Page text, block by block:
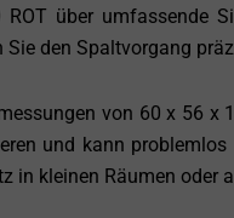
ROT über umfassende
Sie den Spaltvorgang
von 60 x 56 x
und kann
in kleinen Räumen oder